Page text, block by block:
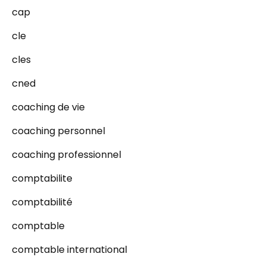
cap
cle
cles
cned
coaching de vie
coaching personnel
coaching professionnel
comptabilite
comptabilité
comptable
comptable international